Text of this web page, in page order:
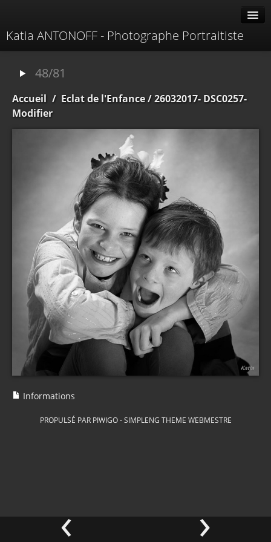
Katia ANTONOFF - Photographe Portraitiste
À propos
Contacter
48/81
Accueil / Eclat de l'Enfance/ 26032017- DSC0257-
Modifier
‹ ›
Informations
PROPULSÉ PAR PIWIGO-SIMPLENG THEME WEBMESTRE